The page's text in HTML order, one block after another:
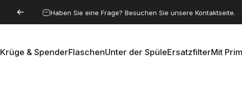
Haben Sie eine Frage? Besuchen Sie unsere Kontaktseite.
Krüge & SpenderFlaschenUnter der SpüleErsatzfilterMit